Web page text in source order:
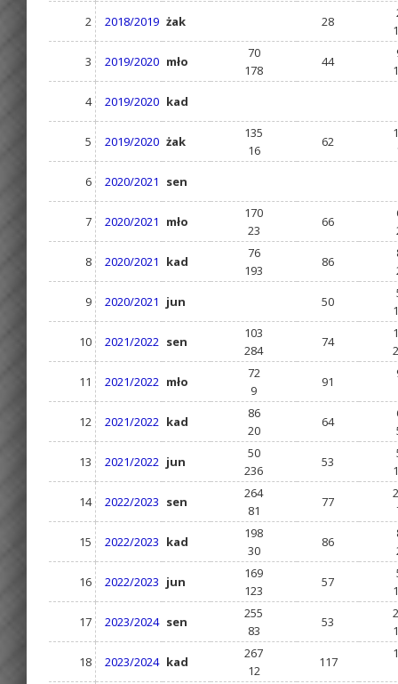
2
2018/2019 żak 28
3
2019/2020 mło
70
178
44
4
2019/2020 kad
5 2019/2020 żak
135
16
62
6
2020/2021 sen
7 2020/2021 mło
170
23
66
8
2020/2021 kad
76
193
86
9
2020/2021 jun 50
10
2021/2022 sen
103
284
74
11
2021/2022 mło
72
9
91
12 2021/2022 kad
86
20
64
13
2021/2022 jun
50
236
53
14
2022/2023 sen
264
81
77
15
2022/2023 kad
198
30
86
16
2022/2023 jun
169
123
57
17
2023/2024 sen
255
83
53
18
2023/2024 kad
267
12
117